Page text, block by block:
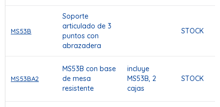
MS53B
Soporte
articulado de 3
puntos con
abrazadera
STOCK
MS53BA2
MS53B con base
de mesa
resistente
incluye
MS53B, 2
cajas
STOCK